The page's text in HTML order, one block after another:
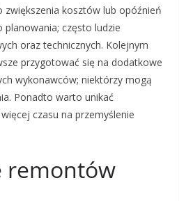
zwiększenia kosztów lub opóźnień
planowania; często ludzie
oraz technicznych. Kolejnym
przygotować się na dodatkowe
wykonawców; niektórzy mogą
Ponadto warto unikać
czasu na przemyślenie
remontów